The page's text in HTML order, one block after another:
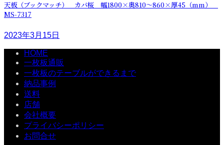
天板（ブックマッチ） カバ桜 幅1800×奥810～860×厚45（mm）
MS-7317
2023年3月15日
HOME
一枚板通販
一枚板のテーブルができるまで
納品事例
送料
店舗
会社概要
プライバシーポリシー
お問合せ